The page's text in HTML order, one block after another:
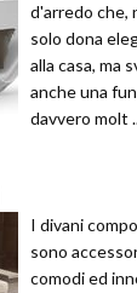
d'arredo che,
solo dona
alla casa, ma
anche una
davvero molt
I divani
sono
comodi ed